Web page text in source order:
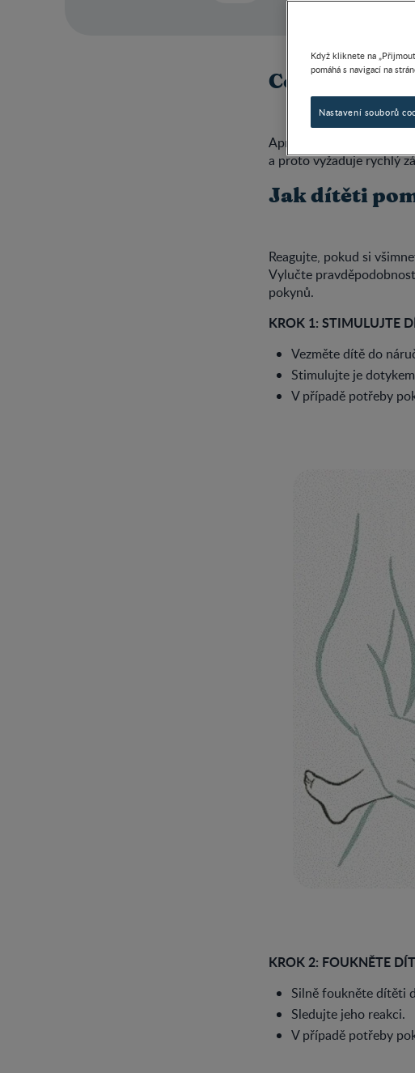
Co je apnoe a
Apnoe je zastavení
a proto vyžaduje rychlý
Jak dítěti
Reagujte, pokud si
Vylučte
pokynů.
KROK 1: STIMULUJTE
Vezměte dítě do
Stimulujte je
V případě potřeby
KROK 2: FOUKNĚTE
Silně foukněte dítěti
Sledujte jeho reakci.
V případě potřeby
Když kliknete na
pomáhá s navigací na
Nastavení souborů